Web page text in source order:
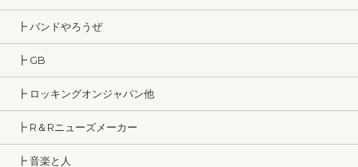
┣ バンドやろうぜ
┣ GB
┣ ロッキングオンジャパン他
┣ R＆Rニューズメーカー
┣ 音楽と人